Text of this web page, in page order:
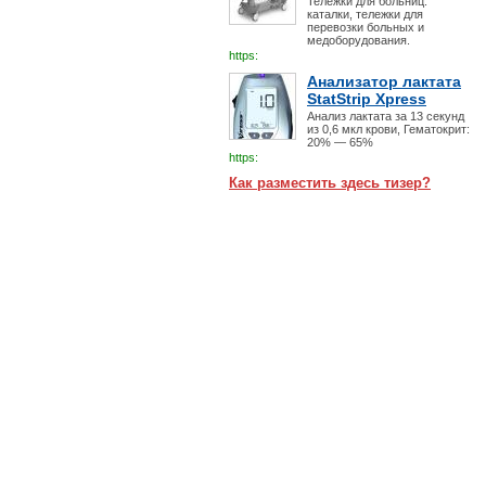
каталки, тележки для
перевозки больных и
медоборудования.
https:
Анализатор лактата
StatStrip Xpress
Анализ лактата за 13 секунд
из 0,6 мкл крови, Гематокрит:
20% — 65%
https:
Как разместить здесь тизер?